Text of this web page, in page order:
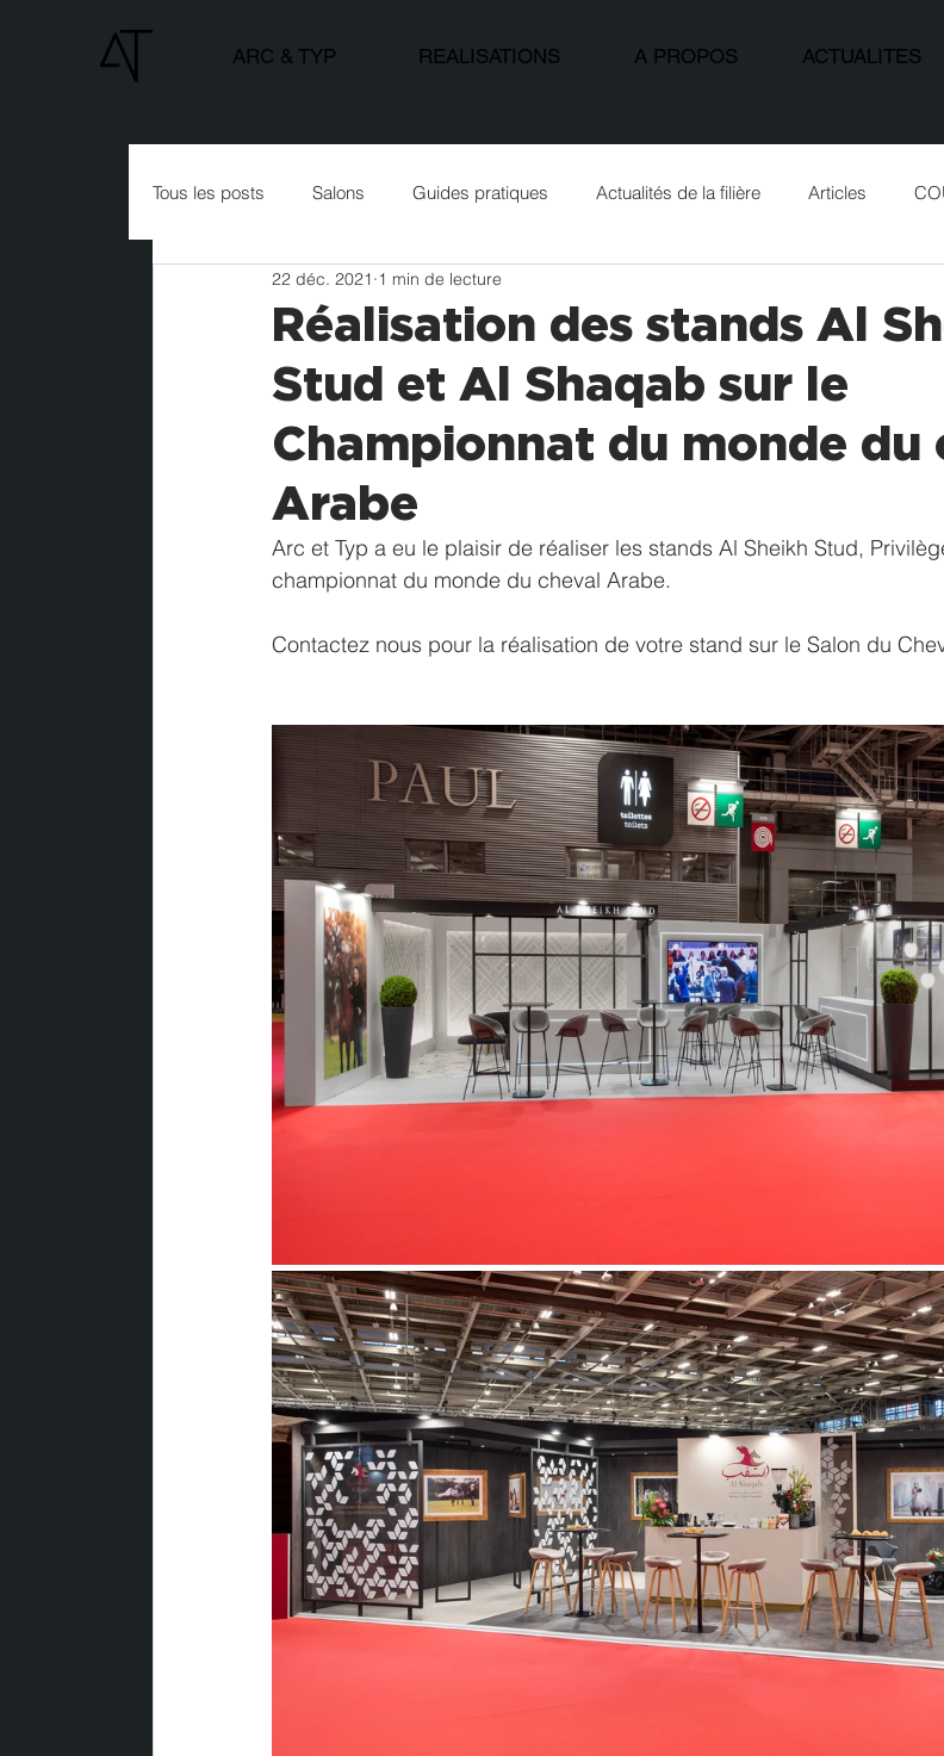
ARC & TYP REALISATIONS A PROPOS ACTUALITES
Tous les posts Salons Guides pratiques Actualités de la filière Articles
Réalisation des stands Al
Stud et Al Shaqab sur le
Championnat du monde du
Arabe
22 déc. 2021 1 min de lecture
Arc et Typ a eu le plaisir de réaliser les stands Al Sheikh Stud,
championnat du monde du cheval Arabe.
Contactez nous pour la réalisation de votre stand sur le Salon du